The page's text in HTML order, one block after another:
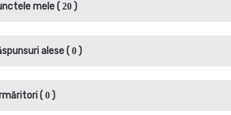
mele( 20 )
alese( 0 )
( 0 )